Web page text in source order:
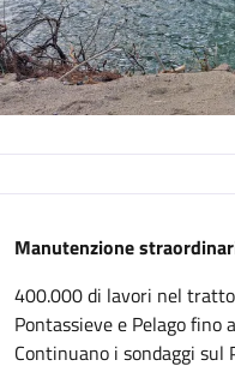
Descrizione
Manutenzione
400.000 di lavori nel
Pontassieve e Pelago fino
Continuano i sondaggi sul